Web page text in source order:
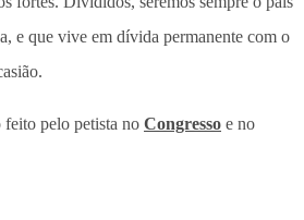
e que vive em dívida permanente com o
pelo petista no Congresso e no